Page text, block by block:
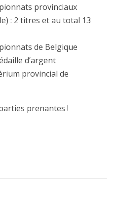
provinciaux
: 2 titres et au total 13
de Belgique
d’argent
provincial de
prenantes !